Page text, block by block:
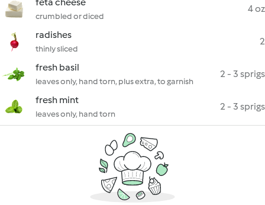
crumbled or diced
4 oz
radishes
thinly sliced
2
fresh basil
leaves only, hand torn, plus extra, to garnish
2 - 3 sprigs
fresh mint
leaves only, hand torn
2 - 3 sprigs